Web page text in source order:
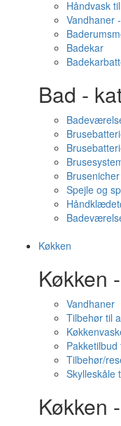
Håndvask
Vandhaner
Badekar
Bad -
Spejle og
Køkken
Køkken
Vandhaner
Tilbehør til
Pakketilbud
Tilbehør/
Skylleskåle
Køkken